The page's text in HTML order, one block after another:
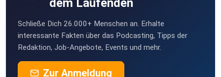
dem Laufenden
Schließe Dich 26.000+ Menschen an. Erhalte
interessante Fakten über das Podcasting, Tipps der
Redaktion, Job-Angebote, Events und mehr.
Zur Anmeldung